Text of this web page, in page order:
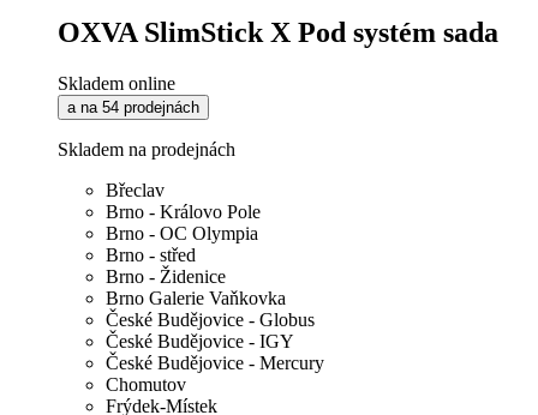
OXVA SlimStick X Pod systém sada
Skladem online
a na 54 prodejnách
Skladem na prodejnách
Břeclav
Brno - Královo Pole
Brno - OC Olympia
Brno - střed
Brno - Židenice
Brno Galerie Vaňkovka
České Budějovice - Globus
České Budějovice - IGY
České Budějovice - Mercury
Chomutov
Frýdek-Místek